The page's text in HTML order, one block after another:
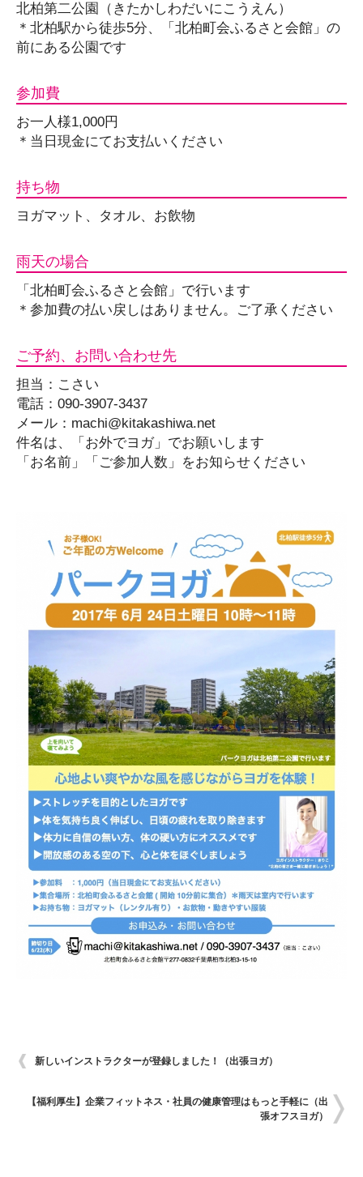
北柏第二公園（きたかしわだいにこうえん）
＊北柏駅から徒歩5分、「北柏町会ふるさと会館」の
前にある公園です
参加費
お一人様1,000円
＊当日現金にてお支払いください
持ち物
ヨガマット、タオル、お飲物
雨天の場合
「北柏町会ふるさと会館」で行います
＊参加費の払い戻しはありません。ご了承ください
ご予約、お問い合わせ先
担当：こさい
電話：090-3907-3437
メール：machi@kitakashiwa.net
件名は、「お外でヨガ」でお願いします
「お名前」「ご参加人数」をお知らせください
新しいインストラクターが登録しました！（出張ヨガ）
【福利厚生】企業フィットネス・社員の健康管理はもっと手軽に（出
張オフスヨガ）